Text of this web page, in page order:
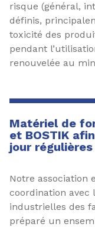
risque (général,
définis,
toxicité des
pendant
renouvelée au
Matériel de
et BOSTIK
jour
Notre association
coordination avec
industrielles des
préparé un